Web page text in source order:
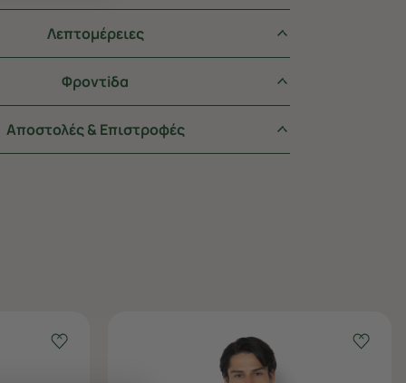
Λεπτομέρειες
Φροντiδα
Αποστολές & Επιστροφές